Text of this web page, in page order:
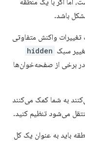
باشد.
واکنش متفاوتی
سبک hidden
برخی از صفحه‌خوان‌ها
به شما کمک می‌کنند
می‌شود تنظیم کنید.
باید به عنوان یک کل